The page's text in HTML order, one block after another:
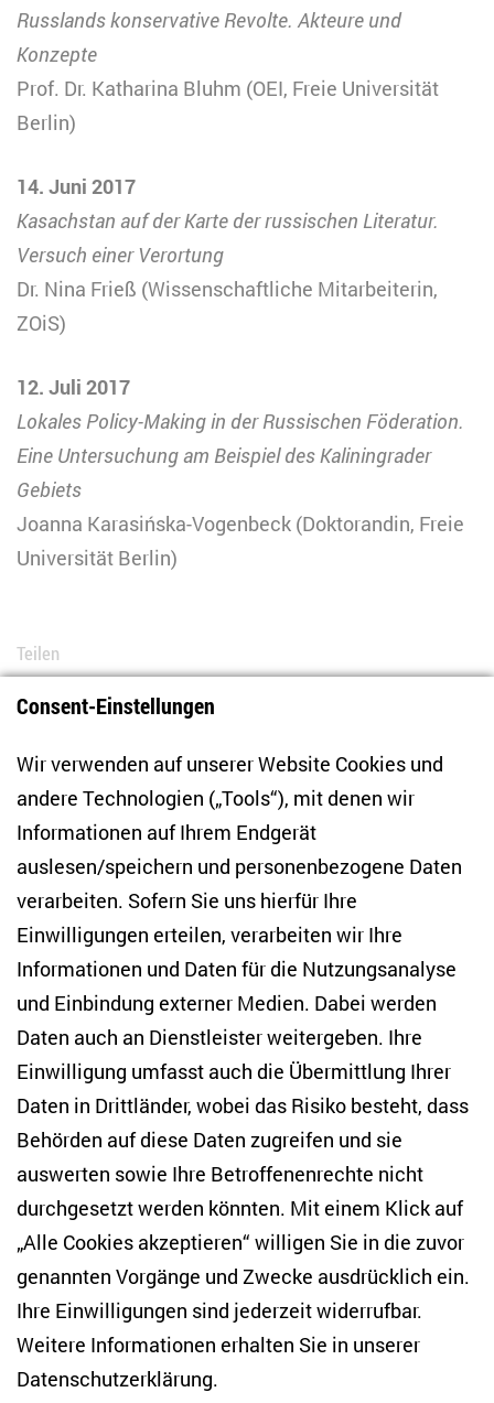
Russlands konservative Revolte. Akteure und
Konzepte
Prof. Dr. Katharina Bluhm (OEI, Freie Universität
Berlin)
14. Juni 2017
Kasachstan auf der Karte der russischen Literatur.
Versuch einer Verortung
Dr. Nina Frieß (Wissenschaftliche Mitarbeiterin,
ZOiS)
12. Juli 2017
Lokales Policy-Making in der Russischen Föderation.
Eine Untersuchung am Beispiel des Kaliningrader
Gebiets
Joanna Karasińska-Vogenbeck (Doktorandin, Freie
Universität Berlin)
Teilen
BlueskyLinkedInFacebook
Zentrum für Osteuropa- und internationale
Studien
Anton-Wilhelm-Amo-Str. 60
10117 Berlin
Tel. +49 (30) 2005949-17
info(at)zois-berlin(dot)de
NEWSLETTER
E-Mail-Adresse eingeben*
Ich möchte regelmäßig über aktuelle Themen,
werden. Ich bin zudem damit einverstanden, dass meine
Interaktionen mit den Newslettern gemessen werden (z. B.
Öffnung der E-Mail, angeklickte Links), sodass das ZOiS den
Newsletter optimieren und weiterhin möglichst relevante
mit Wirkung für die Zukunft widerrufen (Abmeldelink in jeder
Consent-Einstellungen
Wir verwenden auf unserer Website Cookies und
andere Technologien („Tools“), mit denen wir
Informationen auf Ihrem Endgerät
auslesen/speichern und personenbezogene Daten
verarbeiten. Sofern Sie uns hierfür Ihre
Einwilligungen erteilen, verarbeiten wir Ihre
Informationen und Daten für die Nutzungsanalyse
und Einbindung externer Medien. Dabei werden
Daten auch an Dienstleister weitergeben. Ihre
Einwilligung umfasst auch die Übermittlung Ihrer
Daten in Drittländer, wobei das Risiko besteht, dass
Behörden auf diese Daten zugreifen und sie
auswerten sowie Ihre Betroffenenrechte nicht
durchgesetzt werden könnten. Mit einem Klick auf
„Alle Cookies akzeptieren“ willigen Sie in die zuvor
genannten Vorgänge und Zwecke ausdrücklich ein.
Ihre Einwilligungen sind jederzeit widerrufbar.
Weitere Informationen erhalten Sie in unserer
Datenschutzerklärung.